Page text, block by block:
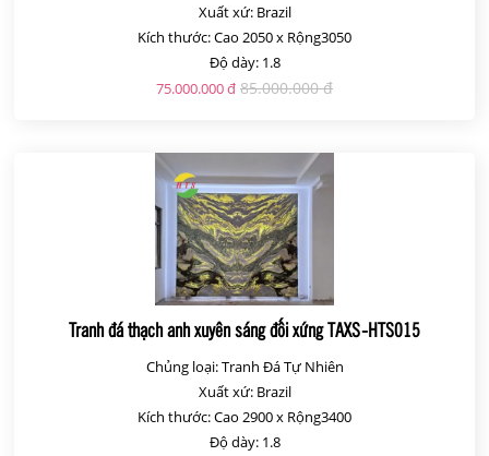
Xuất xứ: Brazil
Kích thước: Cao 2050 x Rộng3050
Độ dày: 1.8
75.000.000 đ 85.000.000 đ
Tranh đá thạch anh xuyên sáng đối xứng TAXS-HTS015
Chủng loại: Tranh Đá Tự Nhiên
Xuất xứ: Brazil
Kích thước: Cao 2900 x Rộng3400
Độ dày: 1.8